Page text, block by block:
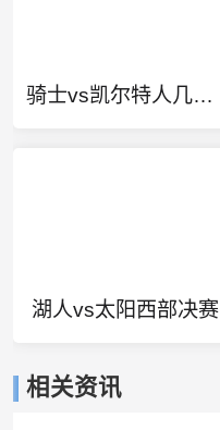
骑士vs凯尔特人几比几
湖人vs太阳西部决赛
相关资讯